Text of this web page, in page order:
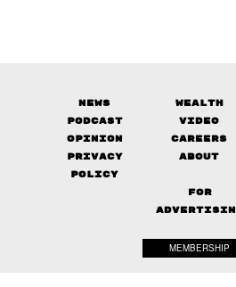
News Wealth
Podcast
Video
Opinion
Careers
Privacy
Policy
About
FOR
MEMBERSHIP